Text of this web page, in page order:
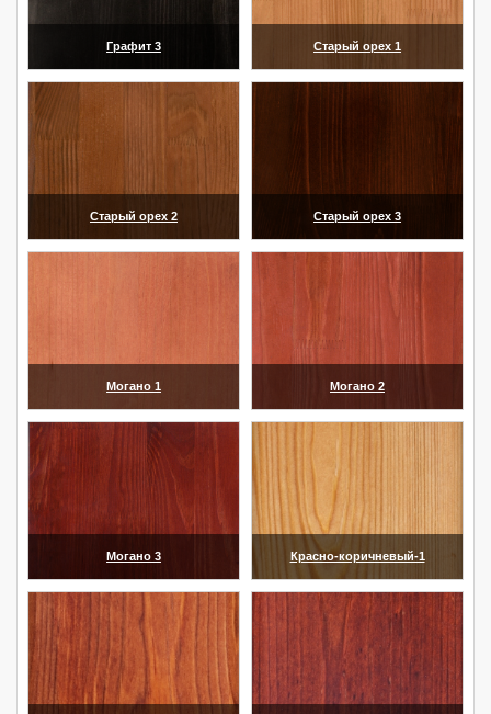
Графит 3 Старый орех 1
Старый орех 2 Старый орех 3
Могано 1 Могано 2
Могано 3 Красно-коричневый-1